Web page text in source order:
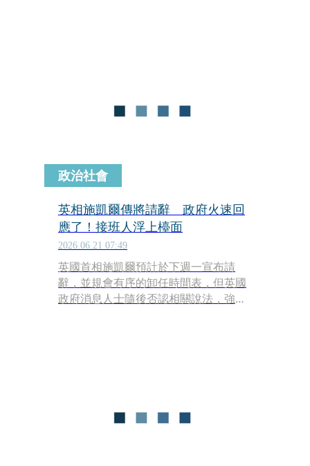
政治社會
英相施凱爾傳將請辭 政府火速回
應了！接班人浮上檯面
2026.06.21 07:49
英國首相施凱爾預計於下週一宣布請
辭，並規會有序的卸任時間表，但英國
政府消息人士隨後否認相關說法，強調